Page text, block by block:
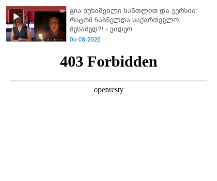
გია ხუხაშვილი სანთლით და ვერსია:
რატომ ჩაბნელდა საქართველო
მესამედ?! - ვიდეო
05-08-2026